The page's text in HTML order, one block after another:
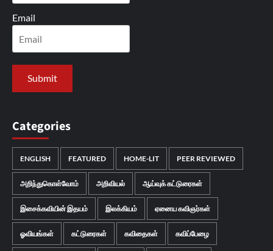
Email
Categories
ENGLISH FEATURED HOME-LIT PEER REVIEWED
அறிந்துகொள்வோம் அறிவியல் ஆய்வுக் கட்டுரைகள்
இசைக்கவியின் இதயம் இலக்கியம் ஏனைய கவிஞர்கள்
ஓவியங்கள் கட்டுரைகள் கவிதைகள் கவிப்பேழை